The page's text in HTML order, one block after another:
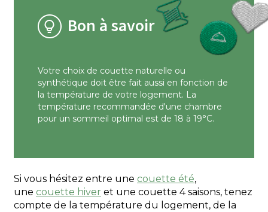
Bon à savoir
Votre choix de couette naturelle ou
synthétique doit être fait aussi en fonction de
la température de votre logement. La
température recommandée d'une chambre
pour un sommeil optimal est de 18 à 19°C.
Si vous hésitez entre une couette été,
une couette hiver et une couette 4 saisons, tenez
compte de la température du logement, de la